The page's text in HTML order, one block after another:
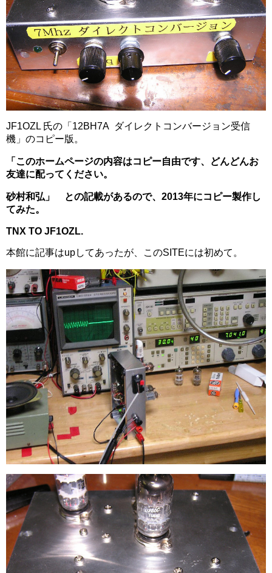
JF1OZL 氏の「12BH7A ダイレクトコンバージョン受信
機」のコピー版。
「このホームページの内容はコピー自由です、どんどんお
友達に配ってください。
砂村和弘」 との記載があるので、2013年にコピー製作し
てみた。
TNX TO JF1OZL.
本館に記事はupしてあったが、このSITEには初めて。